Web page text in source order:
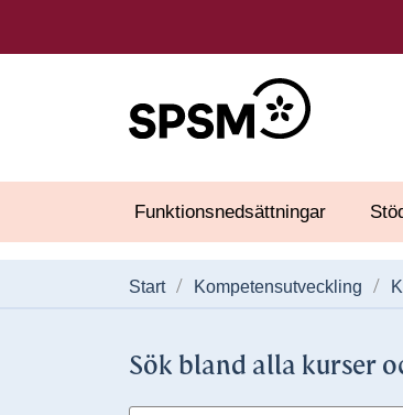
Funktionsnedsättningar
Start Kompetensutveckling
Sök bland alla kurser